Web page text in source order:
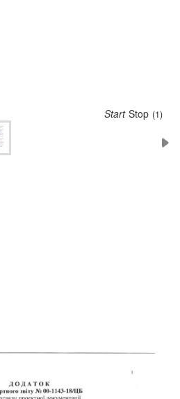
Start Stop (1)